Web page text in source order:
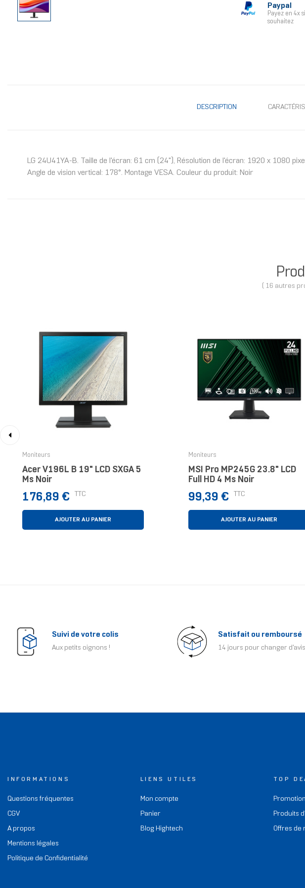
Paypal
Payez en 4x
souhaitez
DESCRIPTION
LG 24U41YA-B. Taille de l'écran: 61 cm (24"), Résolution de l'écran: 1920 x 1080
Angle de vision vertical: 178°. Montage VESA. Couleur du produit: Noir
( 16 autres
Moniteurs
Acer V196L B 19" LCD SXGA 5
Ms Noir
Prix
176,89 € TTC
AJOUTER AU PANIER
Moniteurs
MSI Pro MP245G 23.8" LCD
Full HD 4 Ms Noir
Prix
99,39 € TTC
AJOUTER AU PANIER
Suivi de votre colis
Aux petits oignons !
Satisfait ou remboursé
14 jours pour changer
INFORMATIONS
Questions fréquentes
CGV
A propos
Mentions légales
Politique de Confidentialité
LIENS UTILES
Mon compte
Panier
Blog Hightech
TOP
Produits
Offres de